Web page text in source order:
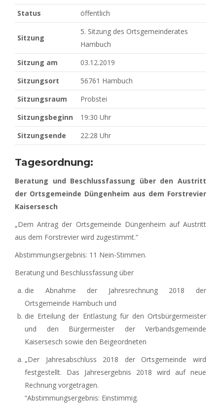
Status
öffentlich
Sitzung
5. Sitzung des Ortsgemeinderates
Hambuch
Sitzung am
03.12.2019
Sitzungsort
56761 Hambuch
Sitzungsraum
Probstei
Sitzungsbeginn
19:30 Uhr
Sitzungsende
22:28 Uhr
Tagesordnung:
Beratung und Beschlussfassung über den Austritt
der Ortsgemeinde Düngenheim aus dem Forstrevier
Kaisersesch
„Dem Antrag der Ortsgemeinde Düngenheim auf Austritt
aus dem Forstrevier wird zugestimmt.“
Abstimmungsergebnis: 11 Nein-Stimmen.
Beratung und Beschlussfassung über
die Abnahme der Jahresrechnung 2018 der
Ortsgemeinde Hambuch und
die Erteilung der Entlastung für den Ortsbürgermeister
und den Bürgermeister der Verbandsgemeinde
Kaisersesch sowie den Beigeordneten
„Der Jahresabschluss 2018 der Ortsgemeinde wird
festgestellt. Das Jahresergebnis 2018 wird auf neue
Rechnung vorgetragen.
“Abstimmungsergebnis: Einstimmig.